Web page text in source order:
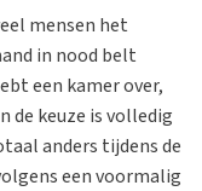
mensen het
in nood belt
een kamer over,
de keuze is volledig
anders tijdens de
een voormalig